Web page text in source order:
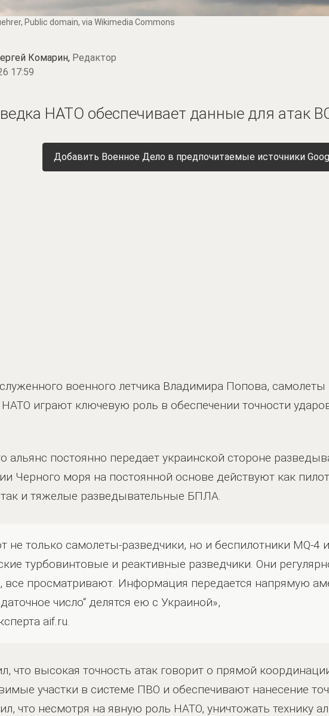
, Public domain, via Wikimedia Commons
Комарин, Редактор
17:59
НАТО обеспечивает данные для атак
Добавить Военное Дело в предпочитаемые источники
военного летчика Владимира Попова, самолеты
играют ключевую роль в обеспечении точности
альянс постоянно передает украинской стороне
Черного моря на постоянной основе действуют как
так и тяжелые разведывательные БПЛА.
не только самолеты-разведчики, но и беспилотники MQ-4
турбовинтовые и реактивные разведчики. Они
все просматривают. Информация передается напрямую
число“ делятся ею с Украиной»,
aif.ru.
что высокая точность атак говорит о прямой
участки в системе ПВО и обеспечивают нанесение
что несмотря на явную роль НАТО, уничтожать технику